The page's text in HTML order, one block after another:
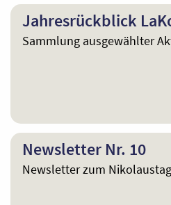
Jahresrückblick
Sammlung ausgewählter
Newsletter Nr. 10
Newsletter zum